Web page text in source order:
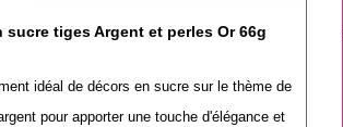
sucre tiges Argent et perles Or 66g
idéal de décors en sucre sur le thème de
pour apporter une touche d'élégance et